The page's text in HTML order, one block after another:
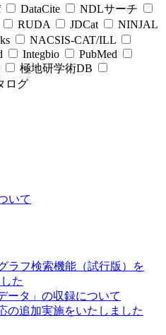
DataCite
NDLサーチ
RUDA JDCat
NINJAL
NACSIS-CAT/ILL
Integbio
PubMed
極地研学術DB
ログ
いて
ラフ検索機能（試行版）を
た
ータ」の収録について
の追加実施をいたしました